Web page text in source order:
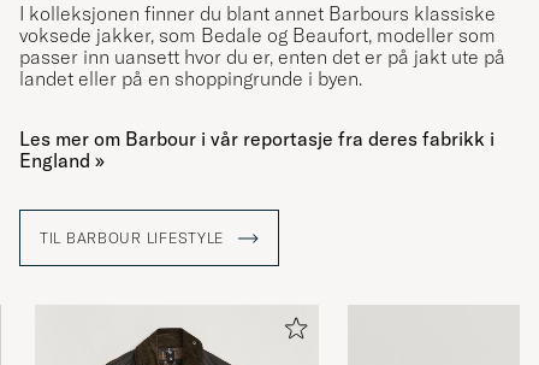
I kolleksjonen finner du blant annet Barbours klassiske
voksede jakker, som Bedale og Beaufort, modeller som
passer inn uansett hvor du er, enten det er på jakt ute på
landet eller på en shoppingrunde i byen.
Les mer om Barbour i vår reportasje fra deres fabrikk i
England »
TIL BARBOUR LIFESTYLE